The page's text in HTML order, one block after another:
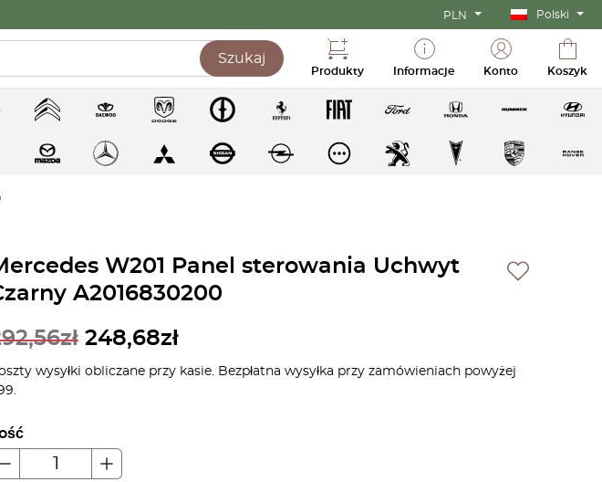
PLN Polski
Szukaj
Produkty Informacje Konto Koszyk
W201 Panel sterowania Uchwyt
A2016830200
zł 248,68zł
wysyłki obliczane przy kasie. Bezpłatna wysyłka przy zamówieniach powyżej